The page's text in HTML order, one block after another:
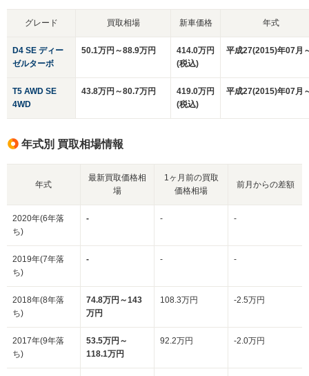
グレード 買取相場 新車価格 年式
D4 SE ディー
ゼルターボ
50.1万円～88.9万円
414.0万円
(税込)
平成27(2015)年07月
T5 AWD SE
4WD
43.8万円～80.7万円
419.0万円
(税込)
平成27(2015)年07月
年式別 買取相場情報
年式
最新買取価格相
場
1ヶ月前の買取
価格相場
前月からの差額
2020年(6年落
ち)
- - -
2019年(7年落
ち)
- - -
2018年(8年落
ち)
74.8万円～143
万円
108.3万円 -2.5万円
2017年(9年落
ち)
53.5万円～
118.1万円
92.2万円 -2.0万円